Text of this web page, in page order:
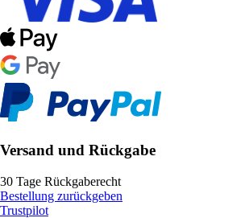
Versand und Rückgabe
30 Tage Rückgaberecht
Bestellung zurückgeben
Trustpilot